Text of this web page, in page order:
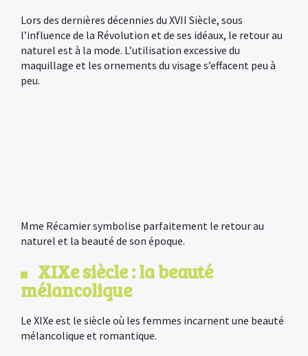
Lors des dernières décennies du XVII Siècle, sous
l’influence de la Révolution et de ses idéaux, le retour au
naturel est à la mode. L’utilisation excessive du
maquillage et les ornements du visage s’effacent peu à
peu.
Mme Récamier symbolise parfaitement le retour au
naturel et la beauté de son époque.
XIXe siècle : la beauté
mélancolique
Le XIXe est le siècle où les femmes incarnent une beauté
mélancolique et romantique.